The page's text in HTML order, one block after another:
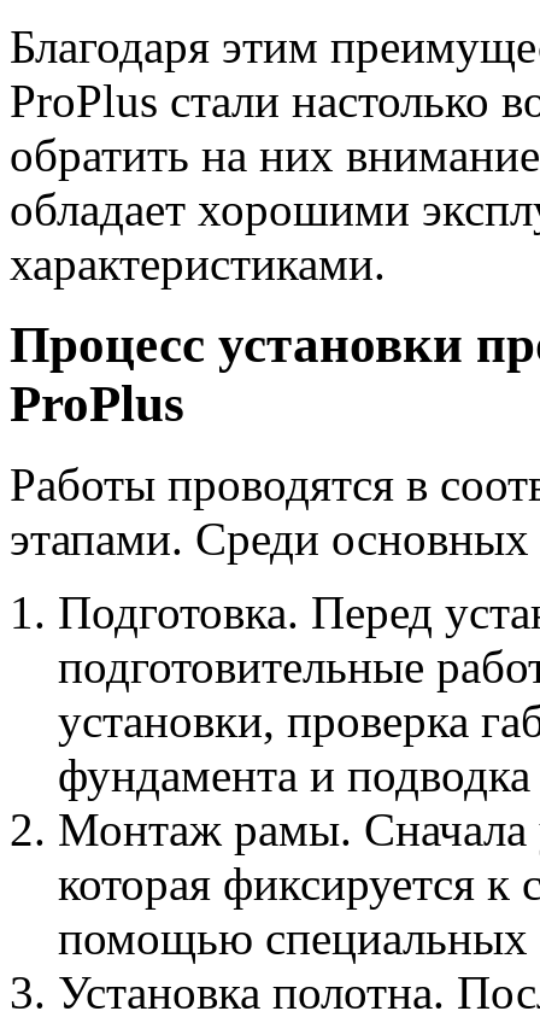
Благодаря этим
ProPlus стали настолько
обратить на них
обладает хорошими
характеристиками.
Процесс установки
ProPlus
Работы проводятся в
этапами. Среди
Подготовка. Перед
подготовительные
установки, проверка
фундамента и подводка
Монтаж рамы. Сначала
которая фиксируется к
помощью специальных
Установка полотна.